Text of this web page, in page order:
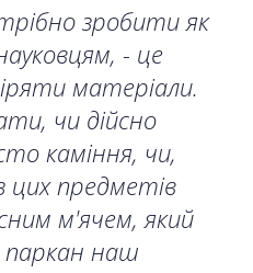
зробити як
- це
матеріали.
чи дійсно
каміння, чи,
цих предметів
м'ячем, який
паркан наш